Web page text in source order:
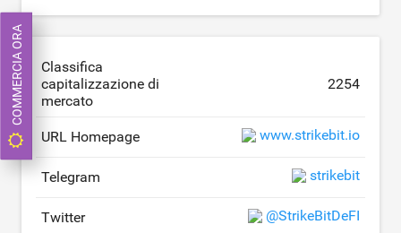
Classifica
capitalizzazione di
mercato
2254
URL Homepage www.strikebit.io
Telegram strikebit
Twitter @StrikeBitDeFI
COMMERCIA ORA